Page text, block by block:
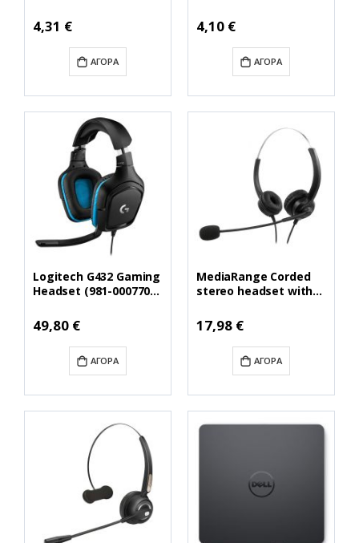
(White/Grey, Wired)
(MROS214)
Ειδική
Τιμή
4,31 €
ΑΓΟΡΆ
Ειδική
Τιμή
4,10 €
ΑΓΟΡΆ
Logitech G432 Gaming
Headset (981-000770)
Ειδική
Τιμή
49,80 €
ΑΓΟΡΆ
MediaRange Corded
stereo headset with
control panel, black
(MROS304)
Ειδική
Τιμή
17,98 €
ΑΓΟΡΆ